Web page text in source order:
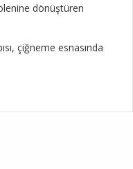
dönüştüren
çiğneme esnasında